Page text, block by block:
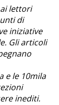
lettori
di
iniziative
Gli articoli
e le 10mila
inediti.